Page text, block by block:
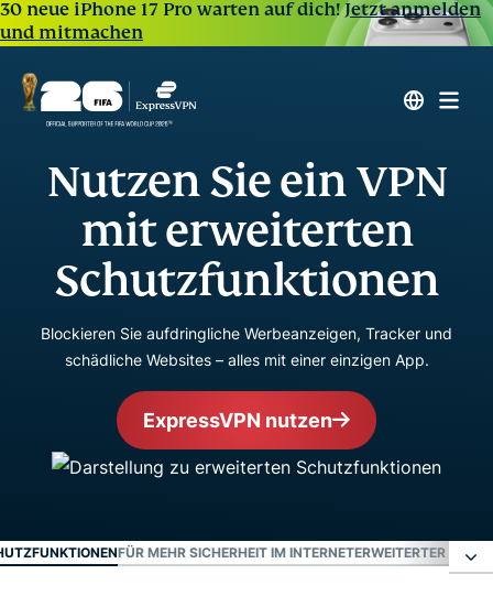
30 neue iPhone 17 Pro warten auf dich!Jetzt anmelden
und mitmachen
Nutzen Sie ein VPN
mit erweiterten
Schutzfunktionen
Blockieren Sie aufdringliche Werbeanzeigen, Tracker und
schädliche Websites – alles mit einer einzigen App.
ExpressVPN nutzen
FÜR MEHR SICHERHEIT IM INTERNETERWEITERTER